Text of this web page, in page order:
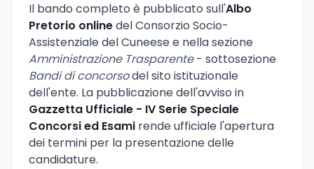
Il bando completo è pubblicato sull'Albo
Pretorio onlinedel Consorzio Socio-
Assistenziale del Cuneese e nella sezione
Amministrazione Trasparente- sottosezione
Bandi di concorsodel sito istituzionale
dell'ente. La pubblicazione dell'avviso in
Gazzetta Ufficiale - IV Serie Speciale
Concorsi ed Esami rende ufficiale l'apertura
dei termini per la presentazione delle
candidature.